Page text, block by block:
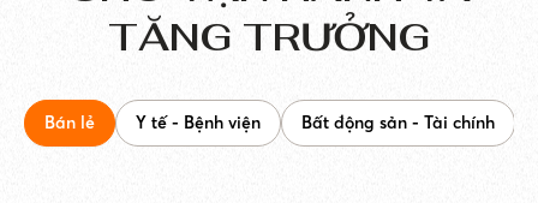
TĂNG TRƯỞNG
Bán lẻ Y tế - Bệnh viện Bất động sản - Tài chính